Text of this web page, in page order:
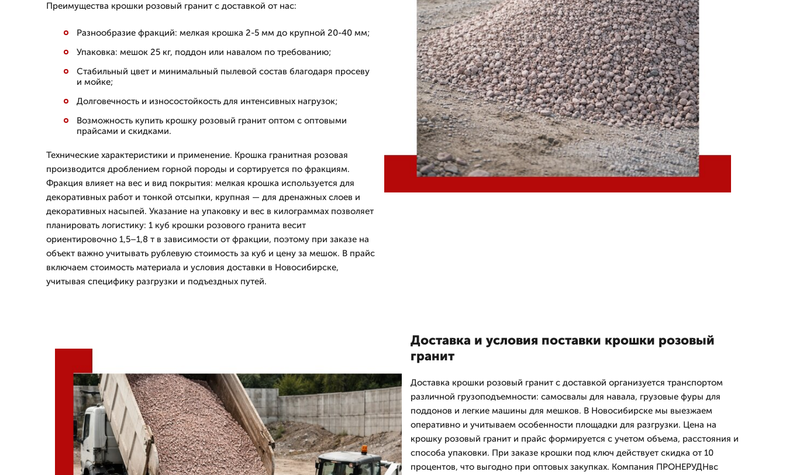
Преимущества крошки розовый гранит с доставкой от нас:
Разнообразие фракций: мелкая крошка 2-5 мм до крупной 20-40 мм;
Упаковка: мешок 25 кг, поддон или навалом по требованию;
Стабильный цвет и минимальный пылевой состав благодаря просеву
и мойке;
Долговечность и износостойкость для интенсивных нагрузок;
Возможность купить крошку розовый гранит оптом с оптовыми
прайсами и скидками.
Технические характеристики и применение. Крошка гранитная розовая
производится дроблением горной породы и сортируется по фракциям.
Фракция влияет на вес и вид покрытия: мелкая крошка используется для
декоративных работ и тонкой отсыпки, крупная — для дренажных слоев и
декоративных насыпей. Указание на упаковку и вес в килограммах позволяет
планировать логистику: 1 куб крошки розового гранита весит
ориентировочно 1,5–1,8 т в зависимости от фракции, поэтому при заказе на
объект важно учитывать рублевую стоимость за куб и цену за мешок. В прайс
включаем стоимость материала и условия доставки в Новосибирске,
учитывая специфику разгрузки и подъездных путей.
Доставка и условия поставки крошки розовый
гранит
Доставка крошки розовый гранит с доставкой организуется транспортом
различной грузоподъемности: самосвалы для навала, грузовые фуры для
поддонов и легкие машины для мешков. В Новосибирске мы выезжаем
оперативно и учитываем особенности площадки для разгрузки. Цена на
крошку розовый гранит и прайс формируется с учетом объема, расстояния и
способа упаковки. При заказе крошки под ключ действует скидка от 10
процентов, что выгодно при оптовых закупках. Компания ПРОНЕРУДНвс